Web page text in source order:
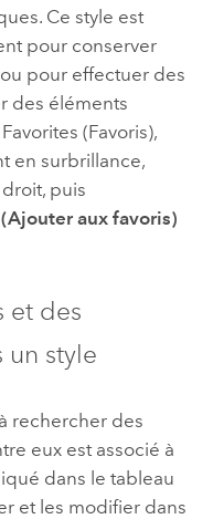
Ce style est
pour conserver
pour effectuer des
des éléments
(Favoris),
en surbrillance,
puis
aux favoris)
et des
un style
rechercher des
eux est associé à
dans le tableau
et les modifier dans